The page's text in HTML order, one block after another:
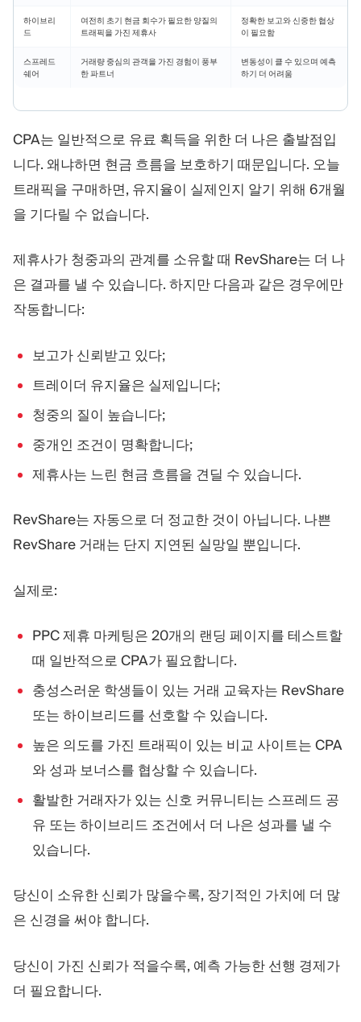
하이브리
드
여전히 초기 현금 회수가 필요한 양질의
트래픽을 가진 제휴사
정확한 보고와 신중한 협상
이 필요함
스프레드
쉐어
거래량 중심의 관객을 가진 경험이 풍부
한 파트너
변동성이 클 수 있으며 예측
하기 더 어려움
CPA는 일반적으로 유료 획득을 위한 더 나은 출발점입
니다. 왜냐하면 현금 흐름을 보호하기 때문입니다. 오늘
트래픽을 구매하면, 유지율이 실제인지 알기 위해 6개월
을 기다릴 수 없습니다.
제휴사가 청중과의 관계를 소유할 때 RevShare는 더 나
은 결과를 낼 수 있습니다. 하지만 다음과 같은 경우에만
작동합니다:
보고가 신뢰받고 있다;
트레이더 유지율은 실제입니다;
청중의 질이 높습니다;
중개인 조건이 명확합니다;
제휴사는 느린 현금 흐름을 견딜 수 있습니다.
RevShare는 자동으로 더 정교한 것이 아닙니다. 나쁜
RevShare 거래는 단지 지연된 실망일 뿐입니다.
실제로:
PPC 제휴 마케팅은 20개의 랜딩 페이지를 테스트할
때 일반적으로 CPA가 필요합니다.
충성스러운 학생들이 있는 거래 교육자는 RevShare
또는 하이브리드를 선호할 수 있습니다.
높은 의도를 가진 트래픽이 있는 비교 사이트는 CPA
와 성과 보너스를 협상할 수 있습니다.
활발한 거래자가 있는 신호 커뮤니티는 스프레드 공
유 또는 하이브리드 조건에서 더 나은 성과를 낼 수
있습니다.
당신이 소유한 신뢰가 많을수록, 장기적인 가치에 더 많
은 신경을 써야 합니다.
당신이 가진 신뢰가 적을수록, 예측 가능한 선행 경제가
더 필요합니다.